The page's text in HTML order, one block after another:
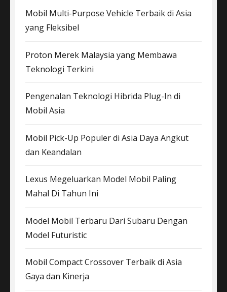
Mobil Multi-Purpose Vehicle Terbaik di Asia
yang Fleksibel
Proton Merek Malaysia yang Membawa
Teknologi Terkini
Pengenalan Teknologi Hibrida Plug-In di
Mobil Asia
Mobil Pick-Up Populer di Asia Daya Angkut
dan Keandalan
Lexus Megeluarkan Model Mobil Paling
Mahal Di Tahun Ini
Model Mobil Terbaru Dari Subaru Dengan
Model Futuristic
Mobil Compact Crossover Terbaik di Asia
Gaya dan Kinerja